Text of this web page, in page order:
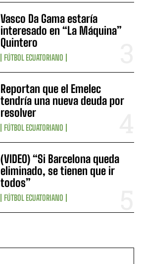
Vasco Da Gama estaría
interesado en “La Máquina”
Quintero
FÚTBOL ECUATORIANO
Reportan que el Emelec
tendría una nueva deuda por
resolver
FÚTBOL ECUATORIANO
(VIDEO) “Si Barcelona queda
eliminado, se tienen que ir
todos”
FÚTBOL ECUATORIANO